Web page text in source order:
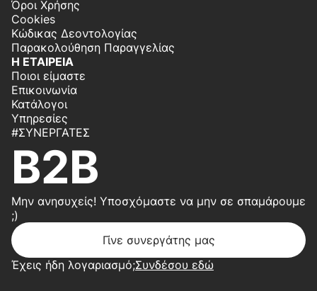
Όροι Χρήσης
Cookies
Κώδικας Δεοντολογίας
Παρακολούθηση Παραγγελίας
Η ΕΤΑΙΡΕΙΑ
Ποιοι είμαστε
Επικοινωνία
Κατάλογοι
Υπηρεσίες
#ΣΥΝΕΡΓΆΤΕΣ
B2B
Μην ανησυχείς! Υποσχόμαστε να μην σε σπαμάρουμε
;)
Γίνε συνεργάτης μας
Έχεις ήδη λογαριασμό;Συνδέσου εδώ